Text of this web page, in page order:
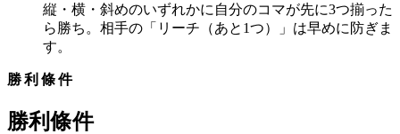
縦・横・斜めのいずれかに自分のコマが先に3つ揃った
ら勝ち。相手の「リーチ（あと1つ）」は早めに防ぎま
す。
勝利條件
勝利條件